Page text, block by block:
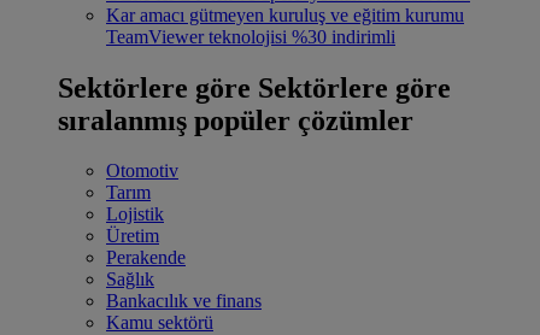
Kar amacı gütmeyen kuruluş ve eğitim kurumu
TeamViewer teknolojisi %30 indirimli
Sektörlere göre Sektörlere göre
sıralanmış popüler çözümler
Otomotiv
Tarım
Lojistik
Üretim
Perakende
Sağlık
Bankacılık ve finans
Kamu sektörü